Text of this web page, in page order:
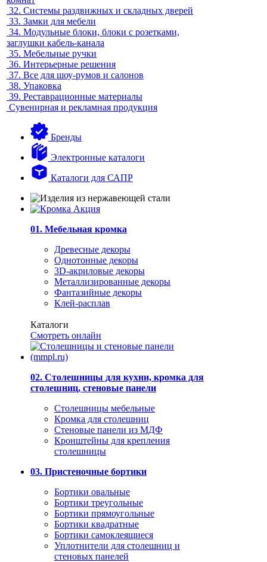
32. Системы раздвижных и складных дверей
33. Замки для мебели
34. Модульные блоки, блоки с розетками,
заглушки кабель-канала
35. Мебельные ручки
36. Интерьерные решения
37. Все для шоу-румов и салонов
38. Упаковка
39. Реставрационные материалы
Сувенирная и рекламная продукция
Бренды
Электронные каталоги
Каталоги для САПР
01. Мебельная кромка
Древесные декоры
Однотонные декоры
3D-акриловые декоры
Металлизированные декоры
Фантазийные декоры
Клей-расплав
Каталоги
Смотреть онлайн
02. Столешницы для кухни, кромка для
столешниц, стеновые панели
Столешницы мебельные
Кромка для столешниц
Стеновые панели из МДФ
Кронштейны для крепления
столешницы
03. Пристеночные бортики
Бортики овальные
Бортики треугольные
Бортики прямоугольные
Бортики квадратные
Бортики самоклеящиеся
Уплотнители для столешниц и
стеновых панелей